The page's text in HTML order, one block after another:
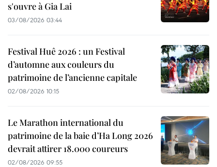
s'ouvre à Gia Lai
03/08/2026 03:44
Festival Huê 2026 : un Festival
d’automne aux couleurs du
patrimoine de l’ancienne capitale
02/08/2026 10:15
Le Marathon international du
patrimoine de la baie d’Ha Long 2026
devrait attirer 18.000 coureurs
02/08/2026 09:55